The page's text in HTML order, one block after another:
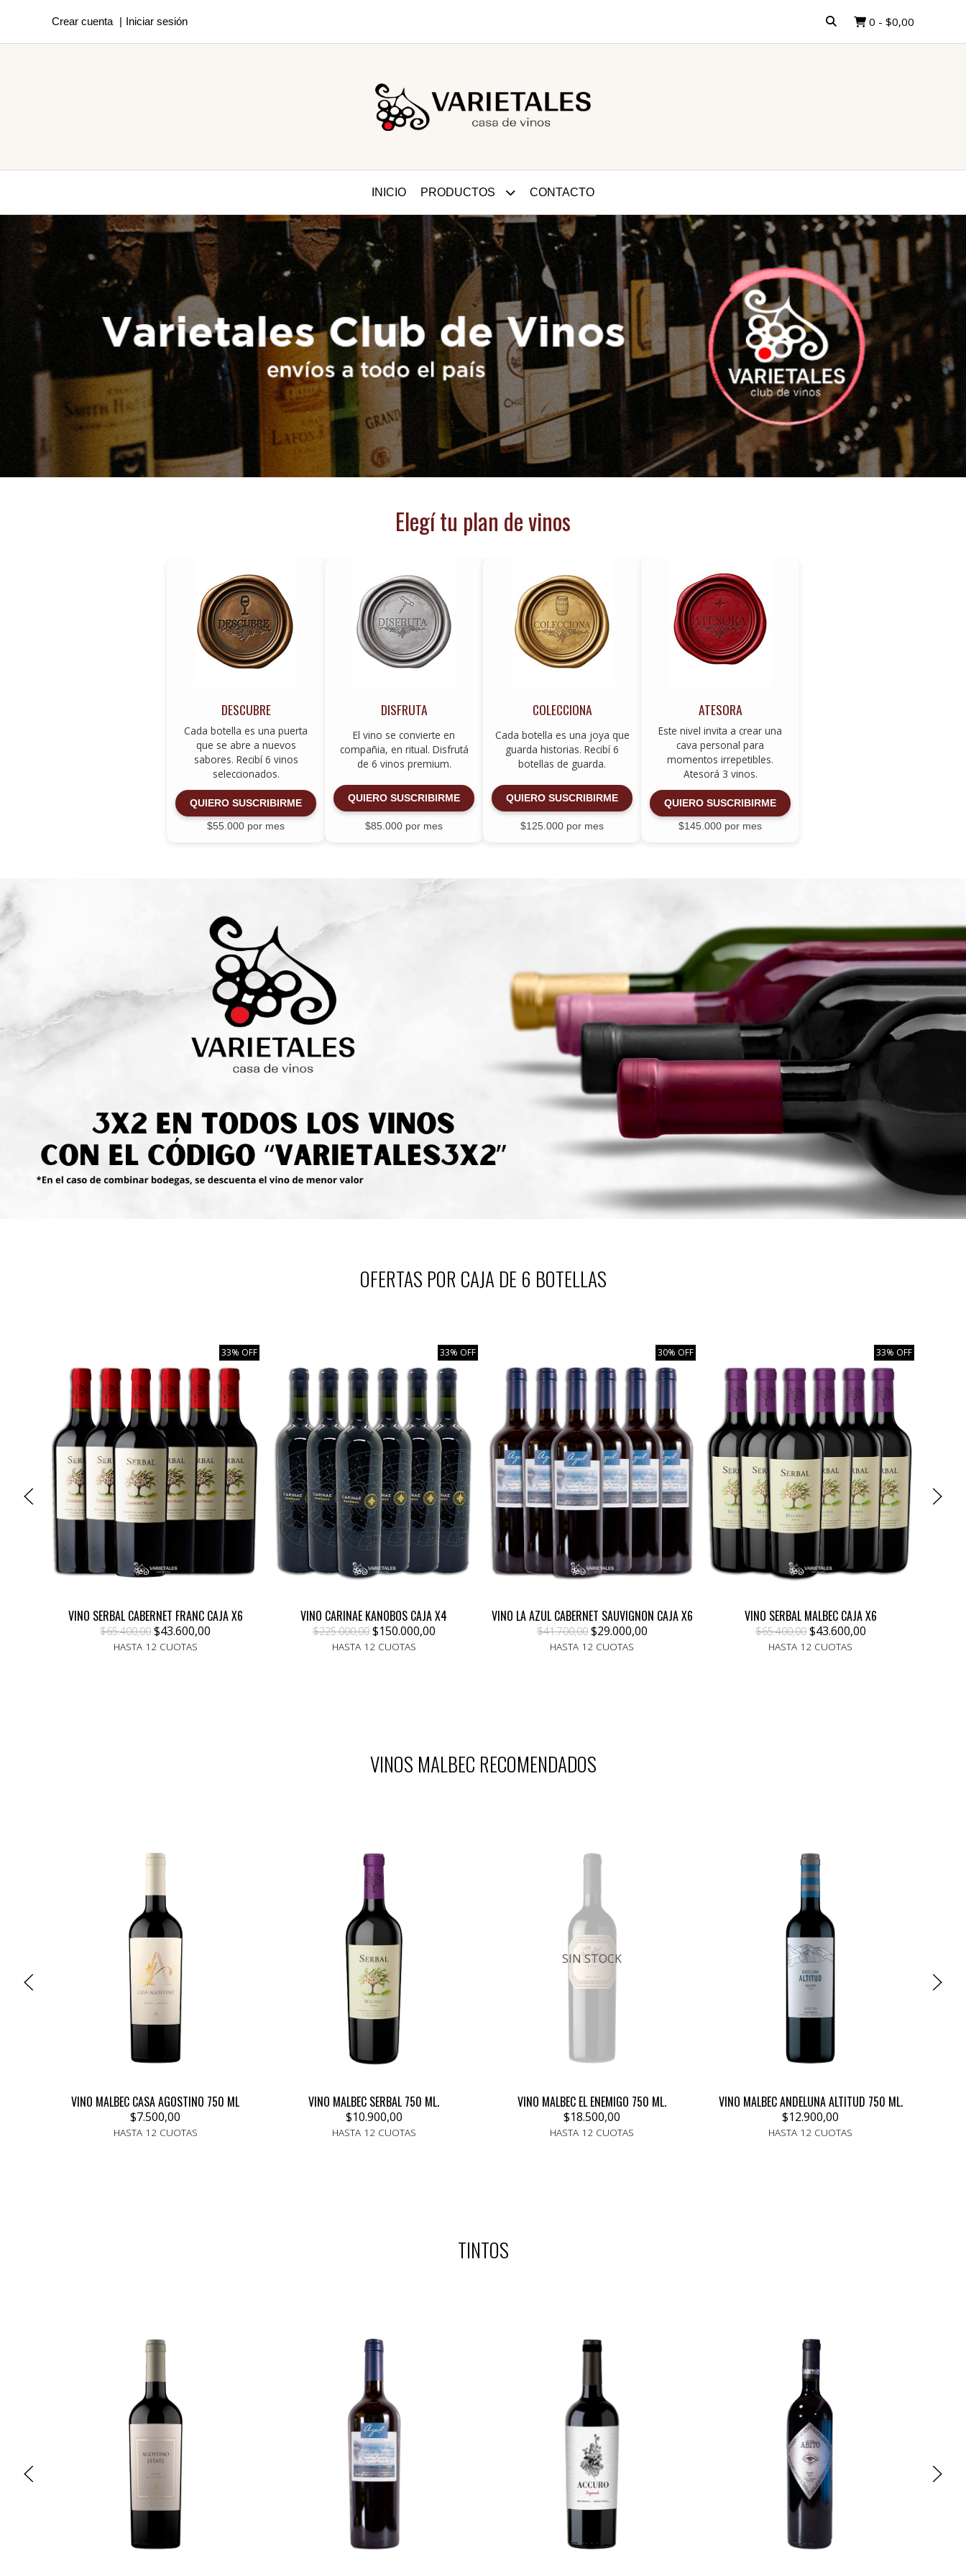
Crear cuenta Iniciar sesión 0 - $0,00
INICIO PRODUCTOS CONTACTO
Elegí tu plan de vinos
DESCUBRE
Cada botella es una puerta
que se abre a nuevos
sabores. Recibí 6 vinos
seleccionados.
QUIERO SUSCRIBIRME
$55.000 por mes
DISFRUTA
El vino se convierte en
compañia, en ritual. Disfrutá
de 6 vinos premium.
QUIERO SUSCRIBIRME
$85.000 por mes
COLECCIONA
Cada botella es una joya que
guarda historias. Recibí 6
botellas de guarda.
QUIERO SUSCRIBIRME
$125.000 por mes
ATESORA
Este nivel invita a crear una
cava personal para
momentos irrepetibles.
Atesorá 3 vinos.
QUIERO SUSCRIBIRME
$145.000 por mes
OFERTAS POR CAJA DE 6 BOTELLAS
33% OFF
VINO SERBAL CABERNET FRANC CAJA X6
$65.400,00$43.600,00
HASTA 12 CUOTAS
33% OFF
VINO CARINAE KANOBOS CAJA X4
$225.000,00$150.000,00
HASTA 12 CUOTAS
30% OFF
VINO LA AZUL CABERNET SAUVIGNON CAJA X6
$41.700,00$29.000,00
HASTA 12 CUOTAS
33% OFF
VINO SERBAL MALBEC CAJA X6
$65.400,00$43.600,00
HASTA 12 CUOTAS
VINOS MALBEC RECOMENDADOS
VINO MALBEC CASA AGOSTINO 750 ML
$7.500,00
HASTA 12 CUOTAS
VINO MALBEC SERBAL 750 ML.
$10.900,00
HASTA 12 CUOTAS
SIN STOCK
VINO MALBEC EL ENEMIGO 750 ML.
$18.500,00
HASTA 12 CUOTAS
VINO MALBEC ANDELUNA ALTITUD 750 ML.
$12.900,00
HASTA 12 CUOTAS
TINTOS